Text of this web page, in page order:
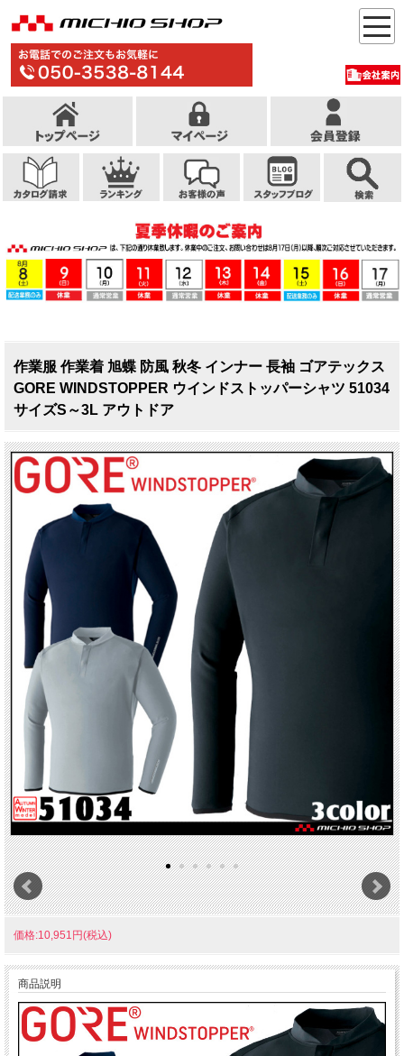
作業服 作業着 旭蝶 防風 秋冬 インナー 長袖 ゴアテックス
GORE WINDSTOPPER ウインドストッパーシャツ 51034
サイズS～3L アウトドア
価格:10,951円(税込)
商品説明